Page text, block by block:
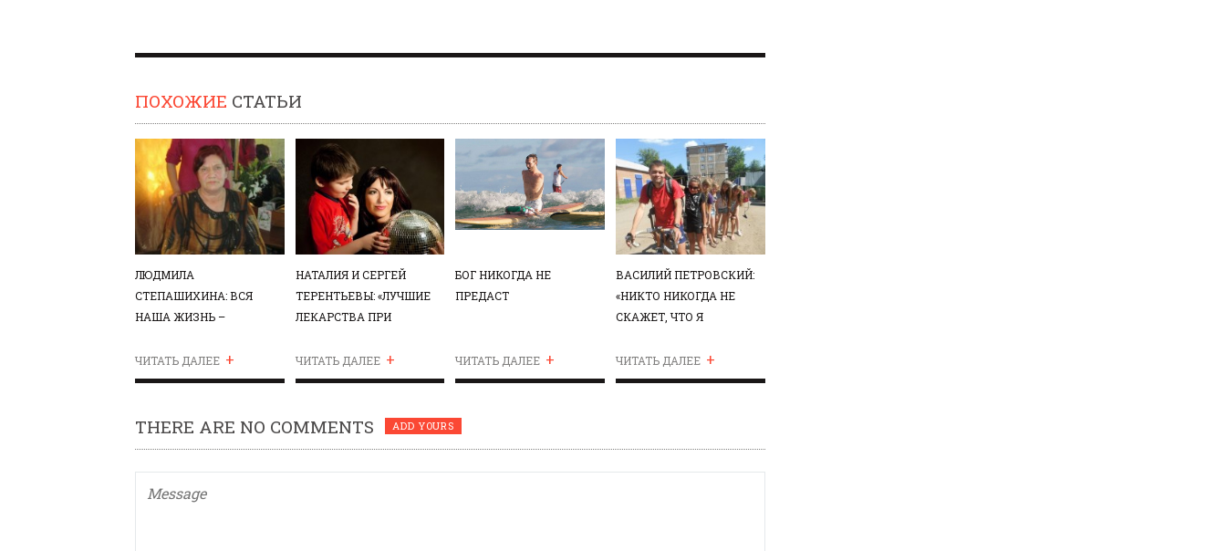
ПОХОЖИЕ СТАТЬИ
ЛЮДМИЛА
СТЕПАШИХИНА: ВСЯ
НАША ЖИЗНЬ –
ПРОДОЛЖАЕТСЯ!
ЧИТАТЬ ДАЛЕЕ +
НАТАЛИЯ И СЕРГЕЙ
ТЕРЕНТЬЕВЫ: «ЛУЧШИЕ
ЛЕКАРСТВА ПРИ
ЛЮБОВЬ, МУЗЫКА»
ЧИТАТЬ ДАЛЕЕ +
БОГ НИКОГДА НЕ
ПРЕДАСТ
ЧИТАТЬ ДАЛЕЕ +
ВАСИЛИЙ ПЕТРОВСКИЙ:
«НИКТО НИКОГДА НЕ
СКАЖЕТ, ЧТО Я
ЧИТАТЬ ДАЛЕЕ +
THERE ARE NO COMMENTS ADD YOURS